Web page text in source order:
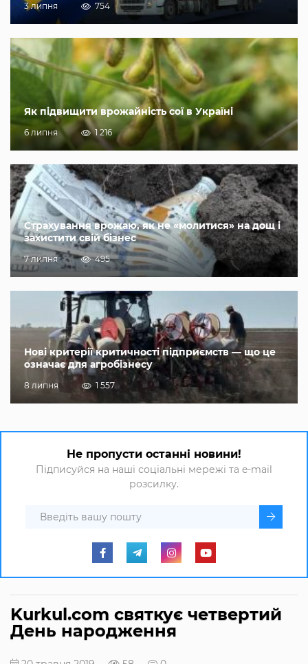
3 липня 754
Як підвищити врожайність сої в Україні
6 липня 1 216
Страхування врожаю, як не «молитися» на дощ і
захистити свій бізнес
7 липня 495
Нові критерії критичності підприємств — що це
означає для агробізнесу
8 липня 1 557
Не пропусти останні новини!
Підписуйся на наші соціальні мережі та e-mail
розсилку.
Kurkul.com святкує четвертий
День народження